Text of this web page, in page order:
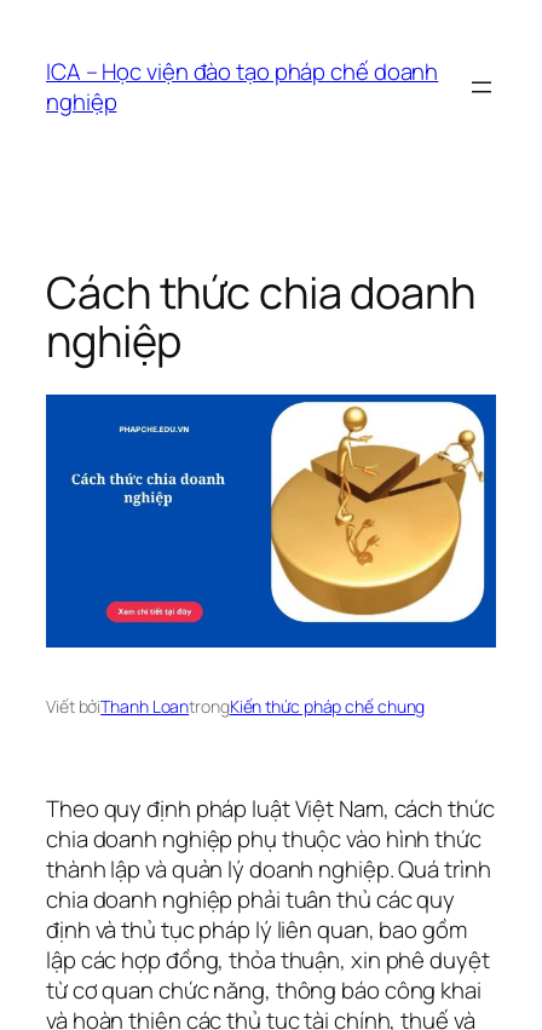
phầnICA – Học viện đào tạo pháp chế doanh
nghiệp
Cách thức chia doanh
nghiệp
Viết bởiThanh LoantrongKiến thức pháp chế chung
Theo quy định pháp luật Việt Nam, cách thức
chia doanh nghiệp phụ thuộc vào hình thức
thành lập và quản lý doanh nghiệp. Quá trình
chia doanh nghiệp phải tuân thủ các quy
định và thủ tục pháp lý liên quan, bao gồm
lập các hợp đồng, thỏa thuận, xin phê duyệt
từ cơ quan chức năng, thông báo công khai
và hoàn thiện các thủ tục tài chính, thuế và